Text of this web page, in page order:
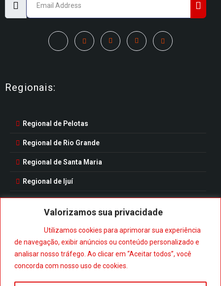
Valorizamos sua privacidade
Utilizamos cookies para aprimorar sua experiência
de navegação, exibir anúncios ou conteúdo personalizado e
analisar nosso tráfego. Ao clicar em “Aceitar todos”, você
concorda com nosso uso de cookies.
Regionais:
Regional de Pelotas
Regional de Rio Grande
Regional de Santa Maria
Regional de Ijuí
Baixe nosso aplicativo: